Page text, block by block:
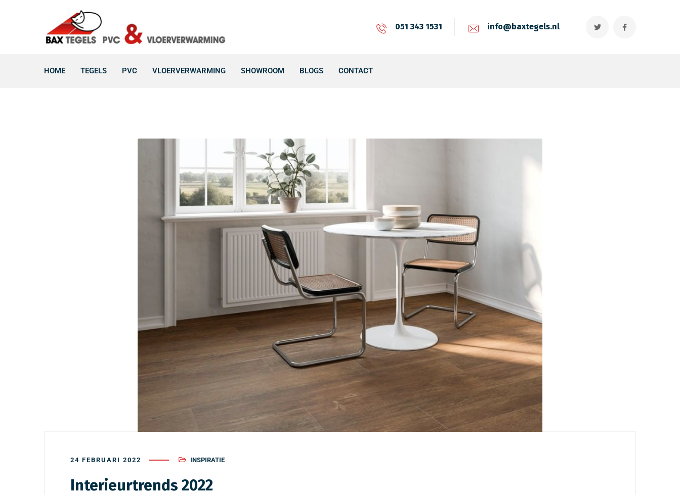
051 343 1531 info@baxtegels.nl
HOME TEGELS PVC VLOERVERWARMING SHOWROOM BLOGS CONTACT
24 FEBRUARI 2022 INSPIRATIE
Interieurtrends 2022